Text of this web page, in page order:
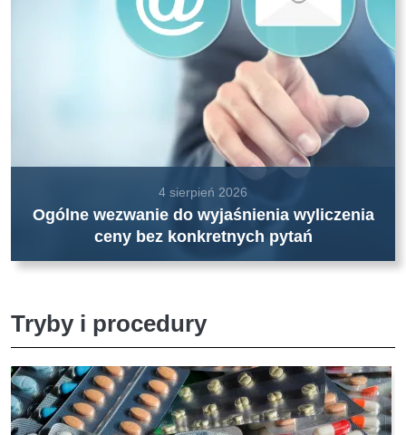
4 sierpień 2026
Ogólne wezwanie do wyjaśnienia wyliczenia
ceny bez konkretnych pytań
Tryby i procedury